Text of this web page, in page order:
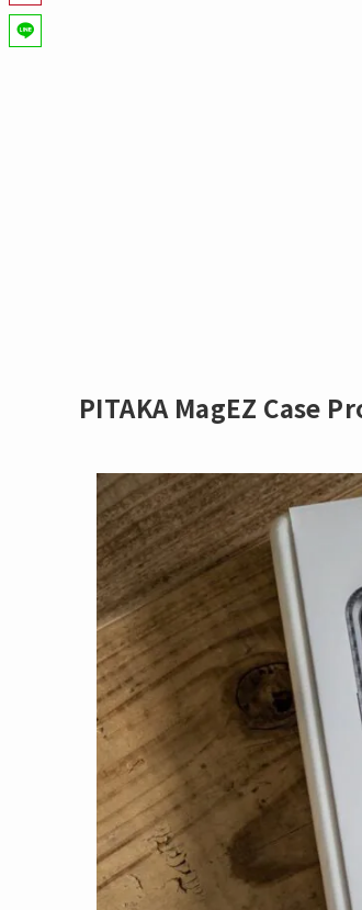
PITAKA MagEZ Case